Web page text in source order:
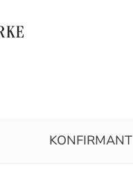
KONFIRMANT